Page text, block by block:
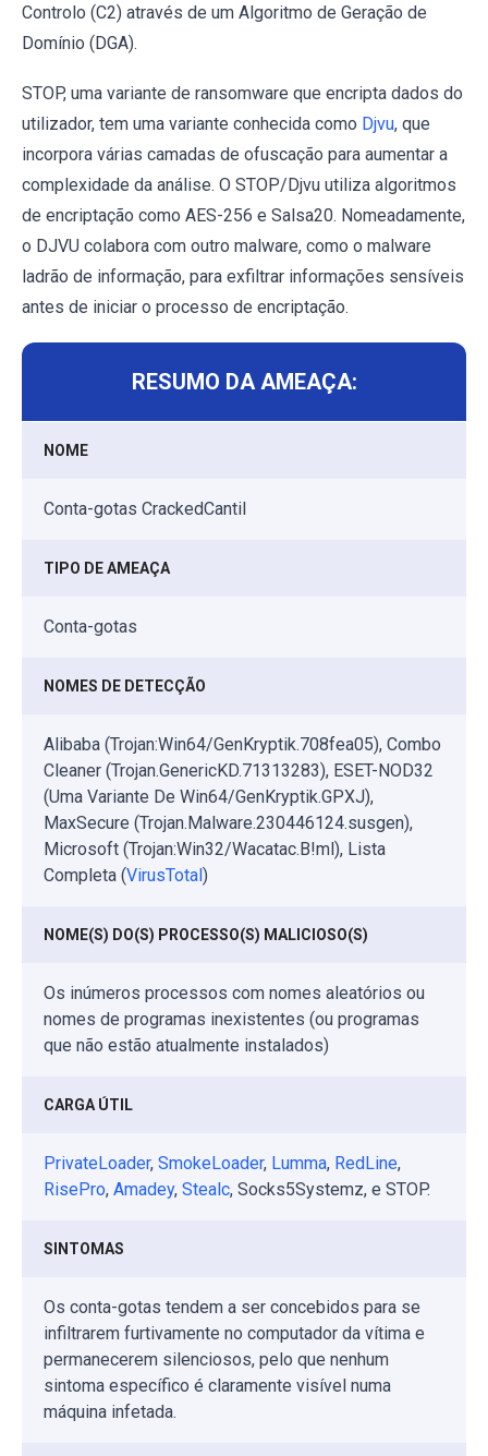
Controlo (C2) através de um Algoritmo de Geração de
Domínio (DGA).
STOP, uma variante de ransomware que encripta dados do
utilizador, tem uma variante conhecida como Djvu, que
incorpora várias camadas de ofuscação para aumentar a
complexidade da análise. O STOP/Djvu utiliza algoritmos
de encriptação como AES-256 e Salsa20. Nomeadamente,
o DJVU colabora com outro malware, como o malware
ladrão de informação, para exfiltrar informações sensíveis
antes de iniciar o processo de encriptação.
RESUMO DA AMEAÇA:
NOME
Conta-gotas CrackedCantil
TIPO DE AMEAÇA
Conta-gotas
NOMES DE DETECÇÃO
Alibaba (Trojan:Win64/GenKryptik.708fea05), Combo
Cleaner (Trojan.GenericKD.71313283), ESET-NOD32
(Uma Variante De Win64/GenKryptik.GPXJ),
MaxSecure (Trojan.Malware.230446124.susgen),
Microsoft (Trojan:Win32/Wacatac.B!ml), Lista
Completa (VirusTotal)
NOME(S) DO(S) PROCESSO(S) MALICIOSO(S)
Os inúmeros processos com nomes aleatórios ou
nomes de programas inexistentes (ou programas
que não estão atualmente instalados)
CARGA ÚTIL
PrivateLoader, SmokeLoader, Lumma, RedLine,
RisePro, Amadey, Stealc, Socks5Systemz, e STOP.
SINTOMAS
Os conta-gotas tendem a ser concebidos para se
infiltrarem furtivamente no computador da vítima e
permanecerem silenciosos, pelo que nenhum
sintoma específico é claramente visível numa
máquina infetada.